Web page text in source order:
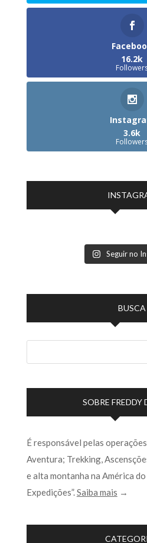
16.2k
3.6k
Seguir no
BUSCA
SOBRE FREDDY
É responsável pelas
Aventura; Trekking,
e alta montanha na América
Expedições”.Saiba mais →